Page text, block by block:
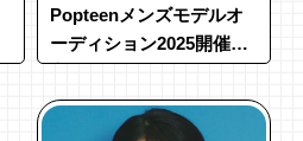
Popteenメンズモデルオ
ーディション2025開催決
なれる＆シンデレラフェ
スに出るチャンスも★